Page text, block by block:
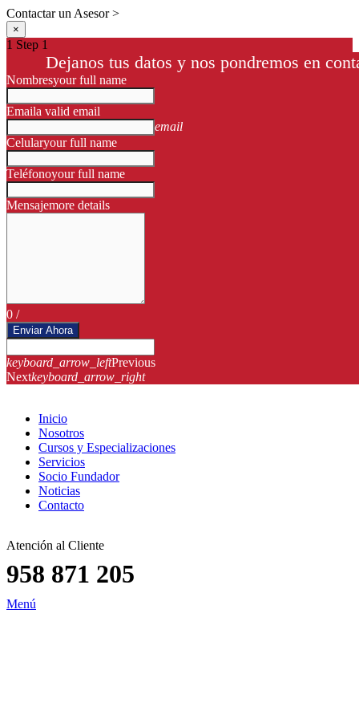
Contactar un Asesor >
×
1 Step 1
Dejanos tus datos y nos pondremos en
Nombresyour full name
Emaila valid email
email
Celularyour full name
Teléfonoyour full name
Mensajemore details
0 /
Enviar Ahora
keyboard_arrow_leftPrevious
Nextkeyboard_arrow_right
Inicio
Nosotros
Cursos y Especializaciones
Servicios
Socio Fundador
Noticias
Contacto
Atención al Cliente
958 871 205
Menú